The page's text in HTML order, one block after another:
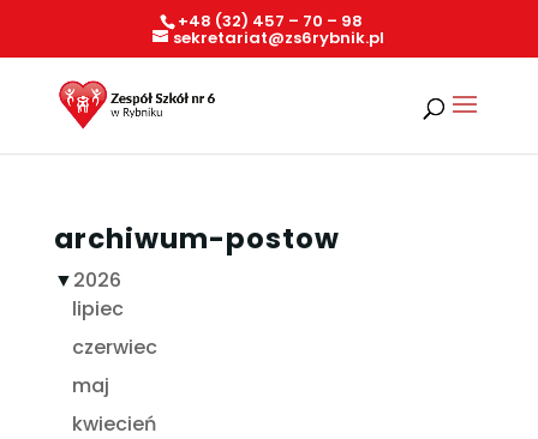
+48 (32) 457 – 70 – 98
sekretariat@zs6rybnik.pl
archiwum-postow
▼2026
lipiec
czerwiec
maj
kwiecień